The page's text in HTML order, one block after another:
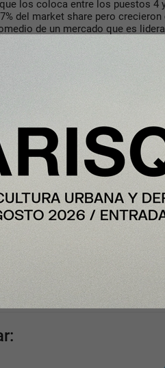
los coloca entre los puestos 4
del market share pero crecieron
de un mercado que es
con tus amigos de
este artículo: